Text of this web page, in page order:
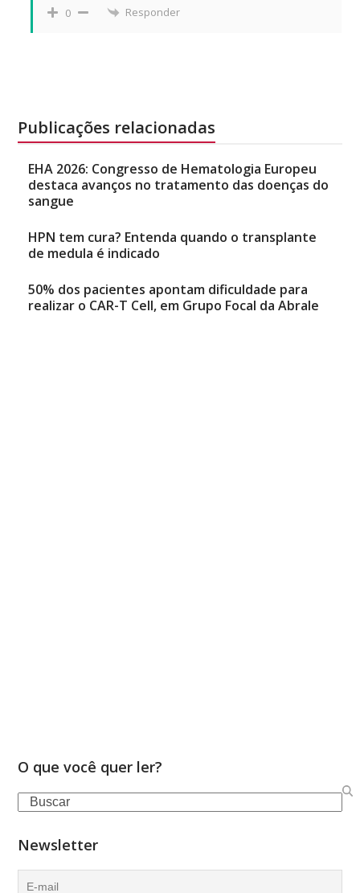
0 Responder
Publicações relacionadas
EHA 2026: Congresso de Hematologia Europeu
destaca avanços no tratamento das doenças do
sangue
HPN tem cura? Entenda quando o transplante
de medula é indicado
50% dos pacientes apontam dificuldade para
realizar o CAR-T Cell, em Grupo Focal da Abrale
O que você quer ler?
Search
Newsletter